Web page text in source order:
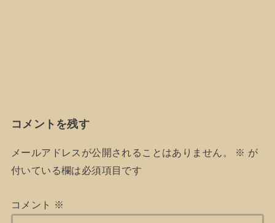
コメントを残す
メールアドレスが公開されることはありません。 ※ が
付いている欄は必須項目です
コメント ※